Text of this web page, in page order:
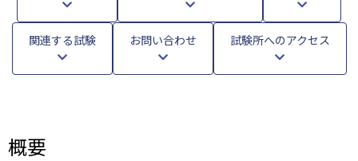
関連する試験 お問い合わせ 試験所へのアクセス
概要